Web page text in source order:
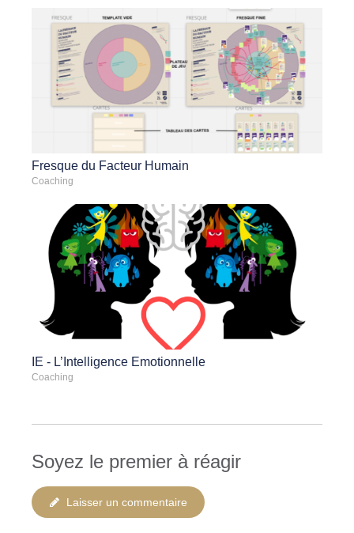
Fresque du Facteur Humain
Coaching
IE - L’Intelligence Emotionnelle
Coaching
Soyez le premier à réagir
Laisser un commentaire